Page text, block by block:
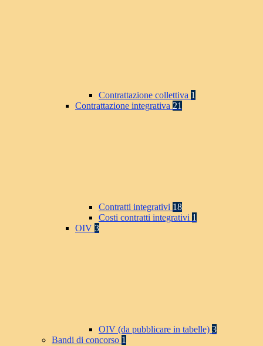
Contrattazione collettiva 1
Contrattazione integrativa 21
Contratti integrativi 18
Costi contratti integrativi 1
OIV 3
OIV (da pubblicare in tabelle) 3
Bandi di concorso 1